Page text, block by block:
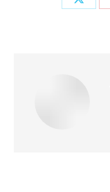
Share